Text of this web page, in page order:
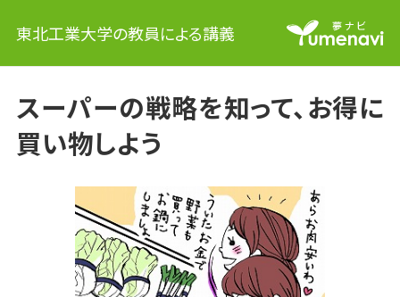
東北工業大学の教員による講義
スーパーの戦略を知って、お得に
買い物しよう